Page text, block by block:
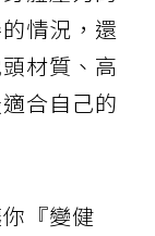
情況，還
材質、高
合自己的
『變健